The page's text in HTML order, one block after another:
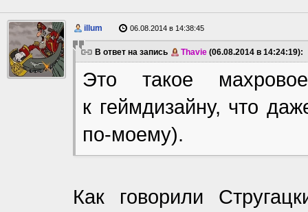
illum 06.08.2014 в 14:38:45
В ответ на запись Thavie (06.08.2014 в 14:24:19):
Это такое
к геймдизайну, что
по-моему).
Как говорили